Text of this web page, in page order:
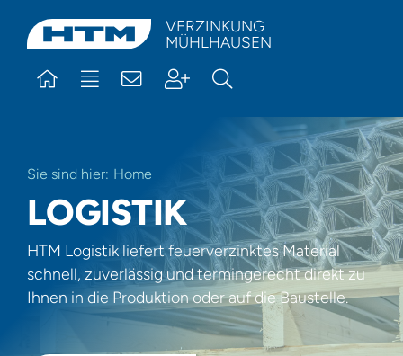
content
VERZINKUNG
MÜHLHAUSEN
Sie sind hier: Home
LOGISTIK
HTM Logistik liefert feuerverzinktes Material
schnell, zuverlässig und termingerecht direkt zu
Ihnen in die Produktion oder auf die Baustelle.